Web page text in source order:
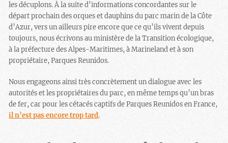
les décuplons. À la suite d’informations concordantes sur le
départ prochain des orques et dauphins du parc marin de la Côte
d’Azur, vers un ailleurs pire encore que ce qu’ils vivent depuis
toujours, nous écrivons au ministère de la Transition écologique,
à la préfecture des Alpes-Maritimes, à Marineland et à son
propriétaire, Parques Reunidos.
Nous engageons ainsi très concrètement un dialogue avec les
autorités et les propriétaires du parc, en même temps qu’un bras
de fer, car pour les cétacés captifs de Parques Reunidos en France,
il n’est pas encore trop tard.